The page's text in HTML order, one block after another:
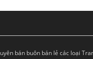
bán buôn bán lẻ các loại